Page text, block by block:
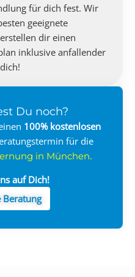
für dich fest. Wir
geeignete
dir einen
inklusive anfallender
Du noch?
100% kostenlosen
für die
in München.
auf Dich!
Beratung